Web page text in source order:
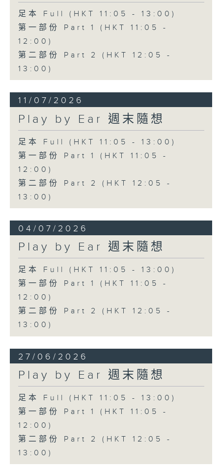
足本 Full (HKT 11:05 - 13:00)
第一部份 Part 1 (HKT 11:05 -
12:00)
第二部份 Part 2 (HKT 12:05 -
13:00)
11/07/2026
Play by Ear 週末隨想
足本 Full (HKT 11:05 - 13:00)
第一部份 Part 1 (HKT 11:05 -
12:00)
第二部份 Part 2 (HKT 12:05 -
13:00)
04/07/2026
Play by Ear 週末隨想
足本 Full (HKT 11:05 - 13:00)
第一部份 Part 1 (HKT 11:05 -
12:00)
第二部份 Part 2 (HKT 12:05 -
13:00)
27/06/2026
Play by Ear 週末隨想
足本 Full (HKT 11:05 - 13:00)
第一部份 Part 1 (HKT 11:05 -
12:00)
第二部份 Part 2 (HKT 12:05 -
13:00)